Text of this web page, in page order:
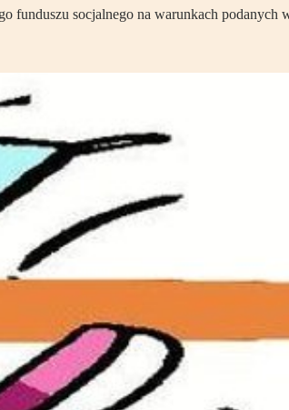
funduszu socjalnego na warunkach podanych